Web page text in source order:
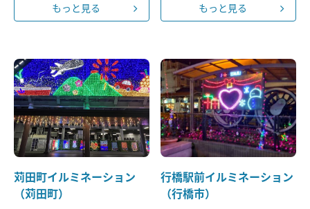
もっと見る もっと見る
苅田町イルミネーション
（苅田町）
行橋駅前イルミネーション
（行橋市）